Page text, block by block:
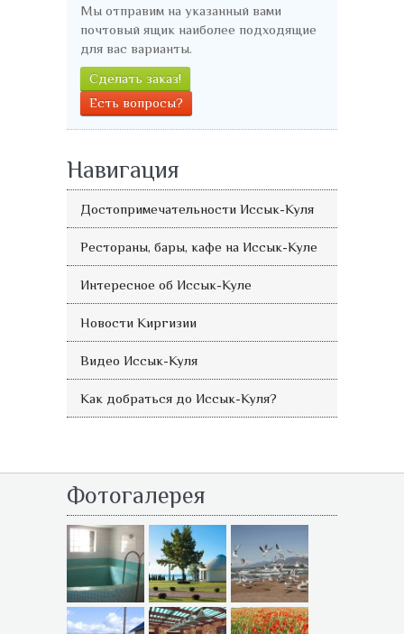
Мы отправим на указанный вами
почтовый ящик наиболее подходящие
для вас варианты.
Сделать заказ!
Есть вопросы?
Навигация
Достопримечательности Иссык-Куля
Рестораны, бары, кафе на Иссык-Куле
Интересное об Иссык-Куле
Новости Киргизии
Видео Иссык-Куля
Как добраться до Иссык-Куля?
Фотогалерея